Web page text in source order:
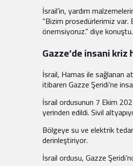
İsrail’in, yardım
“Bizim prosedürlerimiz var.
önemsiyoruz.” diye konuştu.
Gazze’de insani
İsrail, Hamas ile sağlanan
itibaren Gazze Şeridi’ne
İsrail ordusunun 7 Ekim
yerinden edildi. Sivil
Bölgeye su ve elektrik
derinleştiriyor.
İsrail ordusu, Gazze